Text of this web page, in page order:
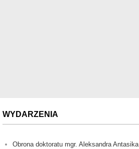
WYDARZENIA
Obrona doktoratu mgr. Aleksandra Antasika